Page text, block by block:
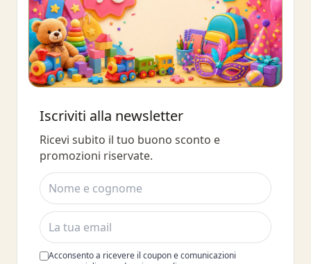
del 10%
Iscriviti alla newsletter
Ricevi subito il tuo buono sconto e
promozioni riservate.
Acconsento a ricevere il coupon e comunicazioni